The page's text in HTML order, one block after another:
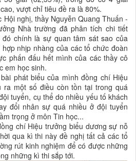
vượt chỉ tiêu đề ra là 80%.
thầy Nguyễn Quang Thuấn -
Nhà trường đã phân tích chi tiết
đó chính là sự quan tâm sát sao của
nhịp nhàng của các tổ chức đoàn
phấn đấu hết mình của các thầy cô
em học sinh.
biểu của mình đồng chí Hiệu
ra một số điều còn tồn tại trong quá
tuyển, cụ thể do nhiều yếu tố khách
đổi nhân sự quá nhiều ở đội tuyển
trọng ở môn Tin học...
Hiệu trưởng biểu dương sự nỗ
qua kì thi này đề nghị tất cả các tổ
rút kinh nghiệm để có được những
những kì thi sắp tới.